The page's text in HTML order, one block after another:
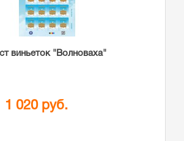
виньеток "Волноваха"
1 020 руб.